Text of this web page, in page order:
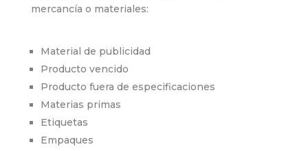
mercancía o materiales:
Material de publicidad
Producto vencido
Producto fuera de especificaciones
Materias primas
Etiquetas
Empaques